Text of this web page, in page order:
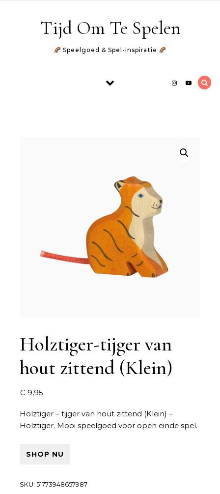
Tijd Om Te Spelen
Speelgoed & Spel-inspiratie
Holztiger-tijger van
hout zittend (Klein)
€ 9,95
Holztiger – tijger van hout zittend (Klein) –
Holztiger. Mooi speelgoed voor open einde spel.
SHOP NU
SKU: 51773948657987